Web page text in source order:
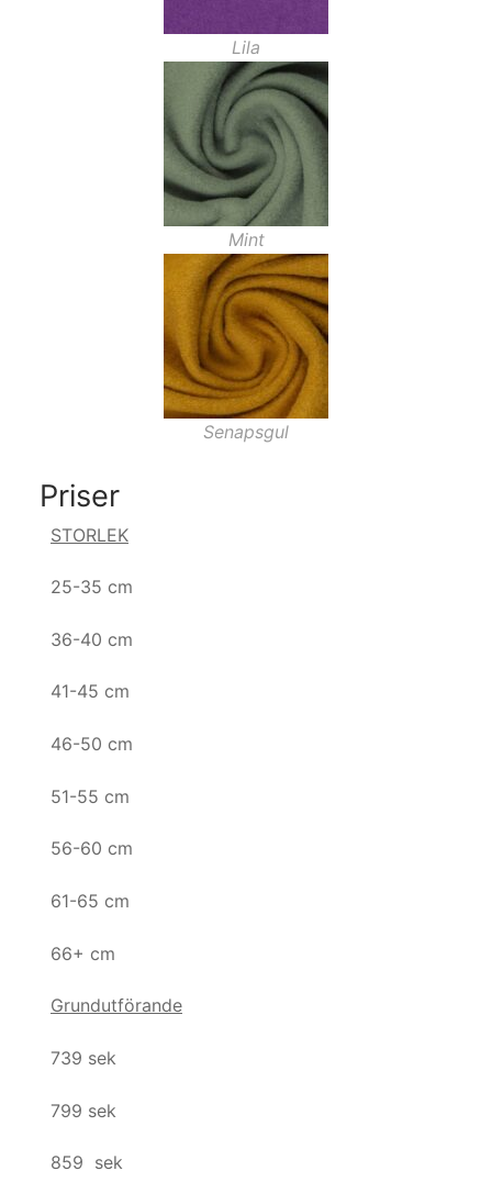
Lila
Mint
Senapsgul
Priser
STORLEK
25-35 cm
36-40 cm
41-45 cm
46-50 cm
51-55 cm
56-60 cm
61-65 cm
66+ cm
Grundutförande
739 sek
799 sek
859 sek